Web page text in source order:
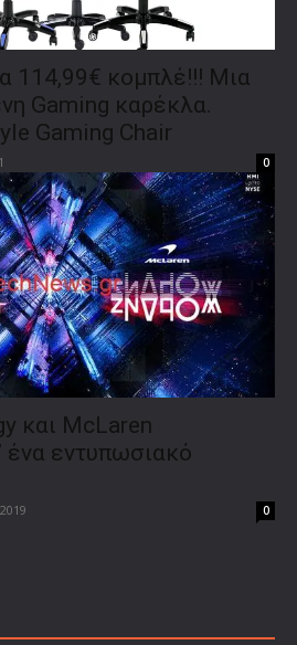
114,99€ κομπλέ!!! Μια
Gaming καρέκλα.
Gaming Chair
0
και McLaren
ένα εντυπωσιακό
0